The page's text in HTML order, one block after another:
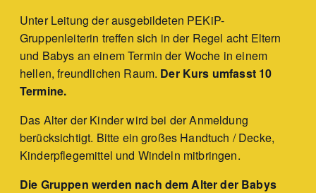
Unter Leitung der ausgebildeten PEKiP-
Gruppenleiterin treffen sich in der Regel acht Eltern
und Babys an einem Termin der Woche in einem
hellen, freundlichen Raum. Der Kurs umfasst 10
Termine.
Das Alter der Kinder wird bei der Anmeldung
berücksichtigt. Bitte ein großes Handtuch / Decke,
Kinderpflegemittel und Windeln mitbringen.
Die Gruppen werden nach dem Alter der Babys